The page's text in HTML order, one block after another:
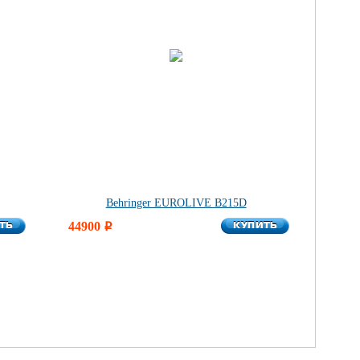
Behringer EUROLIVE B215D
44900 i КУПИТЬ
КУПИТЬ